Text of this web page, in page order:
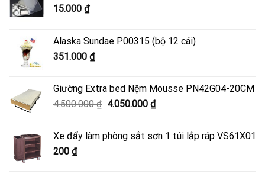
15.000 ₫
Alaska Sundae P00315 (bộ 12 cái)
351.000 ₫
Giường Extra bed Nệm Mousse PN42G04-20CM
4.500.000₫ Giá
4.500.000 ₫.
4.050.000 ₫Giá
là:
Xe đẩy làm phòng sắt sơn 1 túi lắp ráp VS61X01
200 ₫